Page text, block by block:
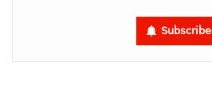
Subscribe